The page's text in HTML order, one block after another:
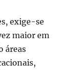
exige-se
maior em
áreas